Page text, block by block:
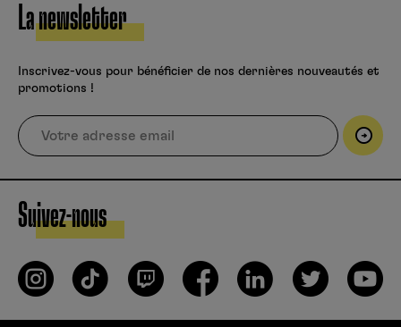
La newsletter
Inscrivez-vous pour bénéficier de nos dernières nouveautés et
promotions !
Suivez-nous